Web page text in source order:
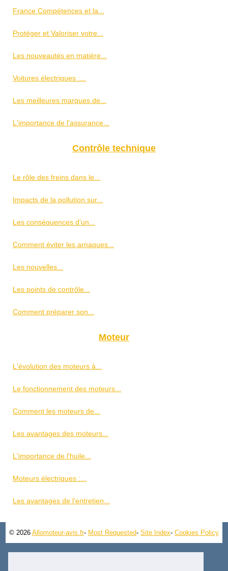
France Compétences et la...
Protéger et Valoriser votre...
Les nouveautés en matière...
Voitures électriques :...
Les meilleures marques de...
L'importance de l'assurance...
Contrôle technique
Le rôle des freins dans le...
Impacts de la pollution sur...
Les conséquences d'un...
Comment éviter les arnaques...
Les nouvelles...
Les points de contrôle...
Comment préparer son...
Moteur
L'évolution des moteurs à...
Le fonctionnement des moteurs...
Comment les moteurs de...
Les avantages des moteurs...
L'importance de l'huile...
Moteurs électriques :...
Les avantages de l'entretien...
© 2026 Allomoteur-avis.fr- Most Requested- Site Index- Cookies Policy